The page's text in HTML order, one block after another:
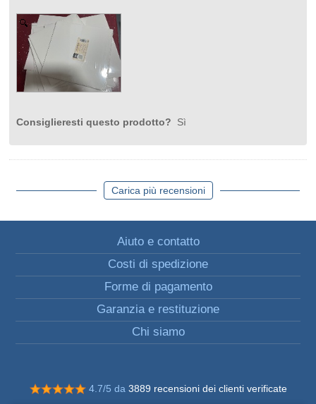
Consiglieresti questo prodotto? Sì
Carica più recensioni
Aiuto e contatto
Costi di spedizione
Forme di pagamento
Garanzia e restituzione
Chi siamo
4.7/5 da 3889 recensioni dei clienti verificate